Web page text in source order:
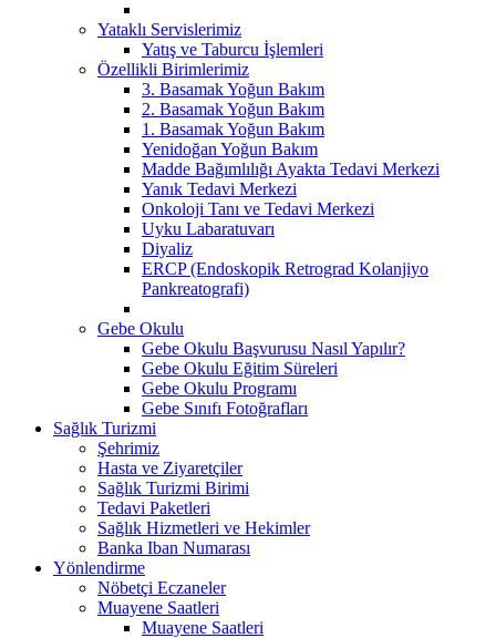
Yataklı Servislerimiz
Yatış ve Taburcu İşlemleri
Özellikli Birimlerimiz
3. Basamak Yoğun Bakım
2. Basamak Yoğun Bakım
1. Basamak Yoğun Bakım
Yenidoğan Yoğun Bakım
Madde Bağımlılığı Ayakta Tedavi Merkezi
Yanık Tedavi Merkezi
Onkoloji Tanı ve Tedavi Merkezi
Uyku Labaratuvarı
Diyaliz
ERCP (Endoskopik Retrograd Kolanjiyo
Pankreatografi)
Gebe Okulu
Gebe Okulu Başvurusu Nasıl Yapılır?
Gebe Okulu Eğitim Süreleri
Gebe Okulu Programı
Gebe Sınıfı Fotoğrafları
Sağlık Turizmi
Şehrimiz
Hasta ve Ziyaretçiler
Sağlık Turizmi Birimi
Tedavi Paketleri
Sağlık Hizmetleri ve Hekimler
Banka Iban Numarası
Yönlendirme
Nöbetçi Eczaneler
Muayene Saatleri
Muayene Saatleri